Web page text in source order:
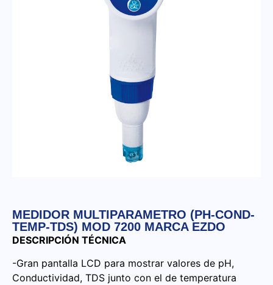
MEDIDOR MULTIPARAMETRO (PH-COND-
TEMP-TDS) MOD 7200 MARCA EZDO
DESCRIPCIÓN TÉCNICA
-Gran pantalla LCD para mostrar valores de pH,
Conductividad, TDS junto con el de temperatura